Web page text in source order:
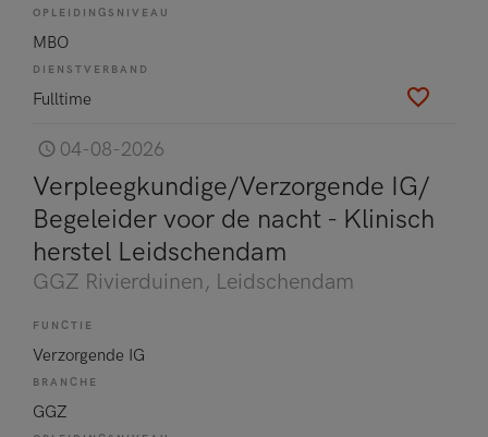
OPLEIDINGSNIVEAU
MBO
DIENSTVERBAND
Fulltime
04-08-2026
Verpleegkundige/Verzorgende IG/
Begeleider voor de nacht - Klinisch
herstel Leidschendam
GGZ Rivierduinen, Leidschendam
FUNCTIE
Verzorgende IG
BRANCHE
GGZ